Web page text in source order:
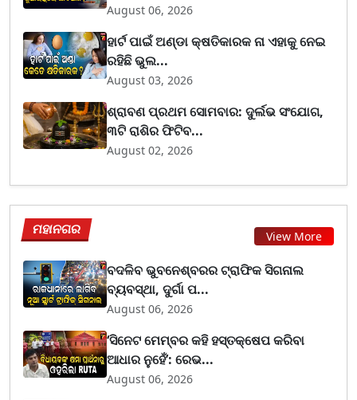
August 06, 2026
ହାର୍ଟ ପାଇଁ ଅଣ୍ଡା କ୍ଷତିକାରକ ନା ଏହାକୁ ନେଇ
ରହିଛି ଭୁଲ...
August 03, 2026
ଶ୍ରାବଣ ପ୍ରଥମ ସୋମବାର: ଦୁର୍ଲଭ ସଂଯୋଗ,
୩ଟି ରାଶିର ଫିଟିବ...
August 02, 2026
ମହାନଗର View More
ବଦଳିବ ଭୁବନେଶ୍ବରର ଟ୍ରାଫିକ ସିଗନାଲ
ବ୍ୟବସ୍ଥା, ଦୁର୍ଗା ପ...
August 06, 2026
‘ସିନେଟ ମେମ୍ବର କହି ହସ୍ତକ୍ଷେପ କରିବା
ଆଧାର ନୁହେଁ’: ରେଭ...
August 06, 2026